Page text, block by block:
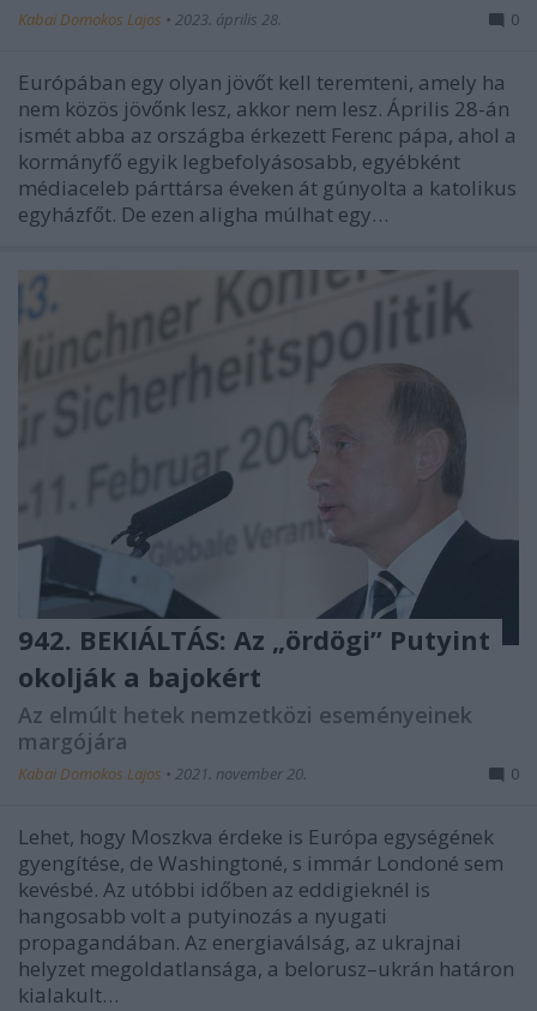
Kabai Domokos Lajos • 2023. április 28. 0
Európában egy olyan jövőt kell teremteni, amely ha
nem közös jövőnk lesz, akkor nem lesz. Április 28-án
ismét abba az országba érkezett Ferenc pápa, ahol a
kormányfő egyik legbefolyásosabb, egyébként
médiaceleb párttársa éveken át gúnyolta a katolikus
egyházfőt. De ezen aligha múlhat egy…
942. BEKIÁLTÁS: Az „ördögi” Putyint
okolják a bajokért
Az elmúlt hetek nemzetközi eseményeinek
margójára
Kabai Domokos Lajos • 2021. november 20. 0
Lehet, hogy Moszkva érdeke is Európa egységének
gyengítése, de Washingtoné, s immár Londoné sem
kevésbé. Az utóbbi időben az eddigieknél is
hangosabb volt a putyinozás a nyugati
propagandában. Az energiaválság, az ukrajnai
helyzet megoldatlansága, a belorusz–ukrán határon
kialakult…